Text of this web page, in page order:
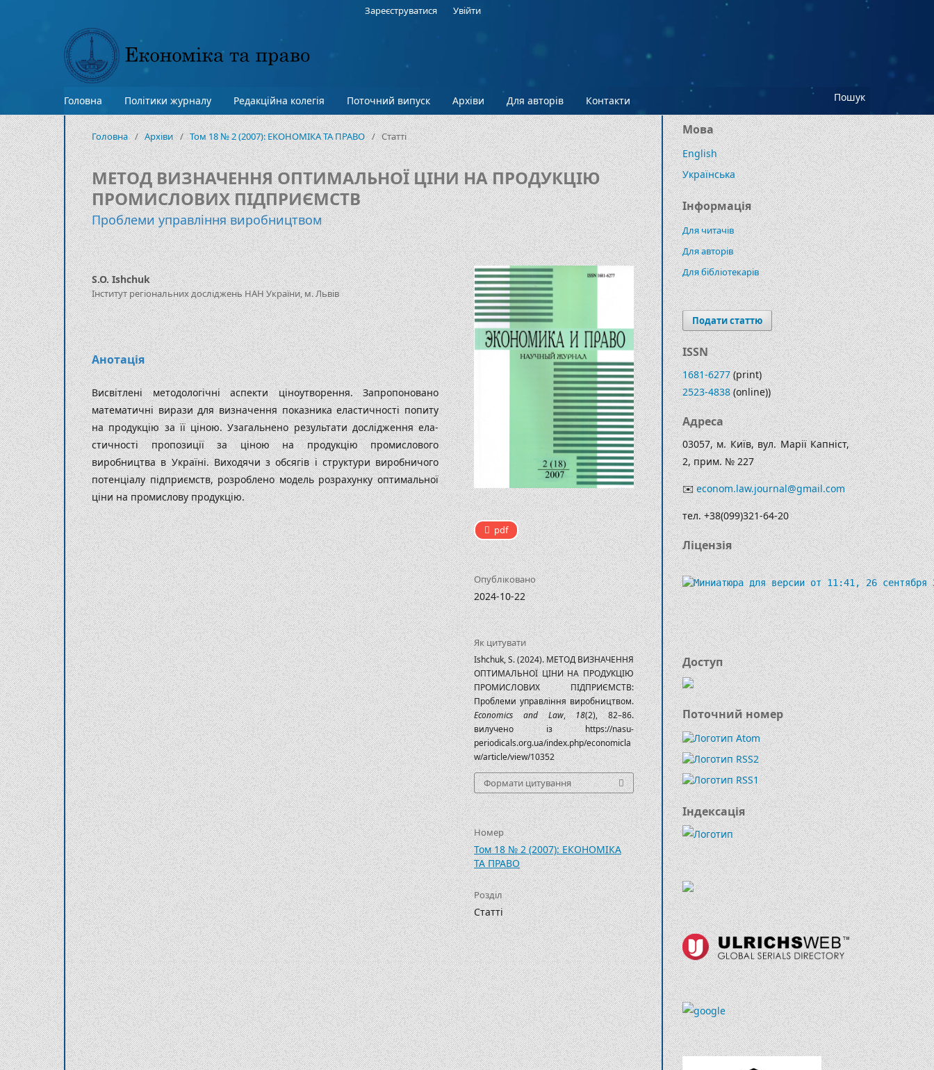
Головна Політики журналу Редакційна колегія Поточний випуск Архіви Для авторів Контакти Пошук
Зареєструватися Увійти
Головна / Архіви / Том 18 № 2 (2007): ЕКОНОМІКА ТА ПРАВО / Статті
МЕТОД ВИЗНАЧЕННЯ ОПТИМАЛЬНОЇ ЦІНИ НА ПРОДУКЦІЮ
ПРОМИСЛОВИХ ПІДПРИЄМСТВ
Проблеми управління виробництвом
S.O. Ishchuk
Інститут регіональних досліджень НАН України, м. Львів
Анотація
Висвітлені методологічні аспекти ціноутворен­ня. Запропоновано
математичні вирази для визна­чення показника еластичності попиту
на продукцію за її ціною. Узагальнено результати дослідження ела­
стичності пропозиції за ціною на продукцію про­мислового
виробництва в Україні. Виходячи з об­сягів і структури виробничого
потенціалу під­приємств, розроблено модель розрахунку оптималь­ної
ціни на промислову продукцію.
pdf
Опубліковано
2024-10-22
Як цитувати
Ishchuk, S. (2024). МЕТОД ВИЗНАЧЕННЯ
ОПТИМАЛЬНОЇ ЦІНИ НА ПРОДУКЦІЮ
ПРОМИСЛОВИХ ПІДПРИЄМСТВ:
Проблеми управління виробництвом.
Economics and Law,18(2), 82–86.
вилучено із https://nasu-
periodicals.org.ua/index.php/economicla
w/article/view/10352
Формати цитування
Номер
Том 18 № 2 (2007): ЕКОНОМІКА
ТА ПРАВО
Розділ
Статті
Мова
English
Українська
Інформація
Для читачів
Для авторів
Для бібліотекарів
Подати статтю
ISSN
1681-6277(print)
2523-4838(online))
Адреса
03057, м. Київ, вул. Марії Капніст,
2, прим. № 227
✉️econom.law.journal@gmail.com
тел. +38(099)321-64-20
Ліцензія
Доступ
Поточний номер
Індексація